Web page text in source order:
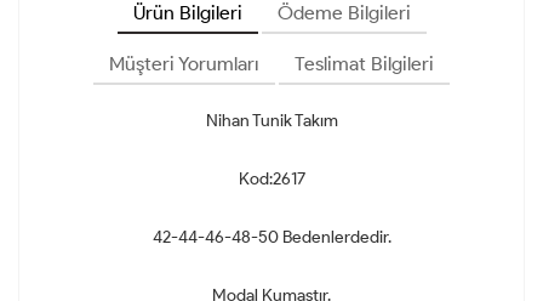
Ürün Bilgileri Ödeme Bilgileri
Müşteri Yorumları Teslimat Bilgileri
Nihan Tunik Takım
Kod:2617
42-44-46-48-50 Bedenlerdedir.
Modal Kumaştır.